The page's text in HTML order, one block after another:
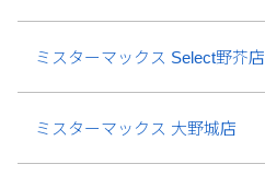
ミスターマックス Select野芥店
ミスターマックス 大野城店